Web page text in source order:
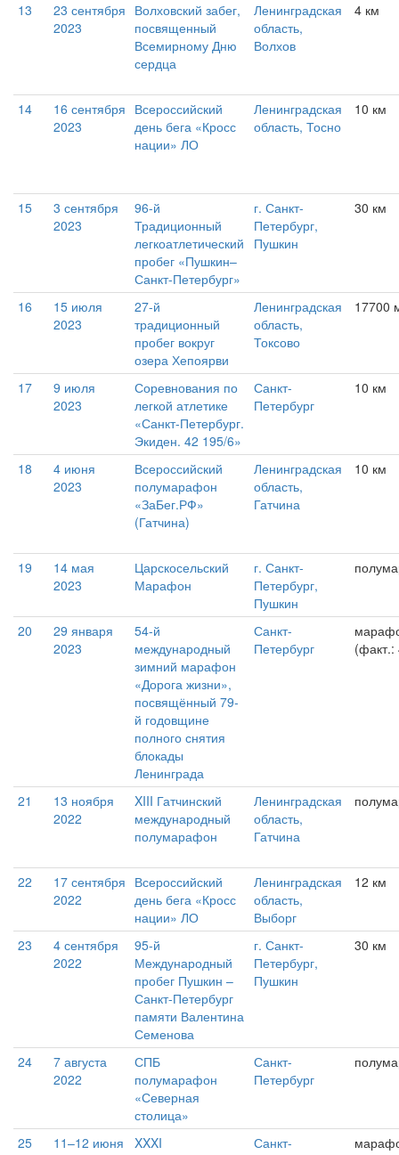
13
23 сентября
2023
Волховский забег,
посвященный
Всемирному Дню
сердца
Ленинградская
область,
Волхов
4 км
14
16 сентября
2023
Всероссийский
день бега «Кросс
нации» ЛО
Ленинградская
область, Тосно
10 км
15
3 сентября
2023
96-й
Традиционный
легкоатлетический
пробег «Пушкин–
Санкт-Петербург»
г. Санкт-
Петербург,
Пушкин
30 км
16
15 июля
2023
27-й
традиционный
пробег вокруг
озера Хепоярви
Ленинградская
область,
Токсово
17700
17
9 июля
2023
Соревнования по
легкой атлетике
«Санкт-Петербург.
Экиден. 42 195/6»
Санкт-
Петербург
10 км
18
4 июня
2023
Всероссийский
полумарафон
«ЗаБег.РФ»
(Гатчина)
Ленинградская
область,
Гатчина
10 км
19
14 мая
2023
Царскосельский
Марафон
г. Санкт-
Петербург,
Пушкин
20
29 января
2023
54-й
международный
зимний марафон
«Дорога жизни»,
посвящённый 79-
й годовщине
полного снятия
блокады
Ленинграда
Санкт-
Петербург
21
13 ноября
2022
XIII Гатчинский
международный
полумарафон
Ленинградская
область,
Гатчина
22
17 сентября
2022
Всероссийский
день бега «Кросс
нации» ЛО
Ленинградская
область,
Выборг
12 км
23
4 сентября
2022
95-й
Международный
пробег Пушкин –
Санкт-Петербург
памяти Валентина
Семенова
г. Санкт-
Петербург,
Пушкин
30 км
24
7 августа
2022
СПБ
полумарафон
«Северная
столица»
Санкт-
Петербург
25
11–12 июня
XXXI
Санкт-